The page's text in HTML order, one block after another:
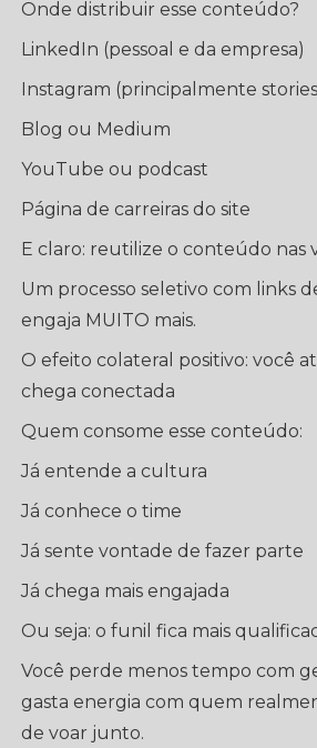
Onde distribuir esse conteúdo?
LinkedIn (pessoal e da empresa)
Instagram (principalmente
Blog ou Medium
YouTube ou podcast
Página de carreiras do site
E claro: reutilize o conteúdo nas
Um processo seletivo com links
engaja MUITO mais.
O efeito colateral positivo: você
chega conectada
Quem consome esse conteúdo:
Já entende a cultura
Já conhece o time
Já sente vontade de fazer parte
Já chega mais engajada
Ou seja: o funil fica mais
Você perde menos tempo com
gasta energia com quem
de voar junto.